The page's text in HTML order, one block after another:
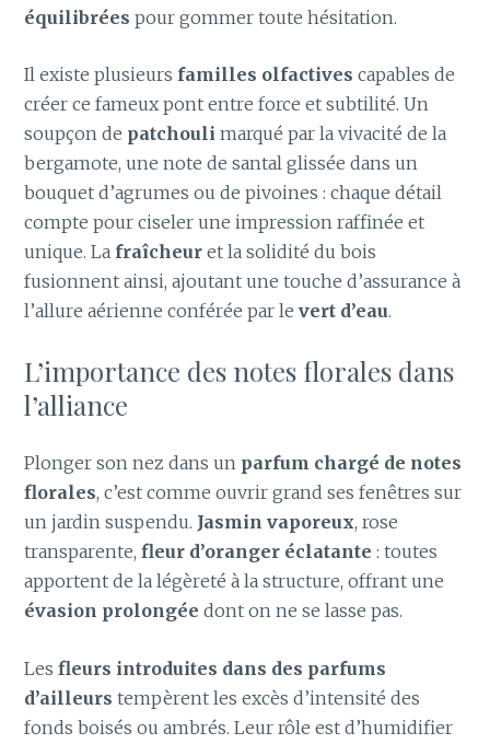
équilibrées pour gommer toute hésitation.
Il existe plusieurs familles olfactives capables de
créer ce fameux pont entre force et subtilité. Un
soupçon de patchouli marqué par la vivacité de la
bergamote, une note de santal glissée dans un
bouquet d’agrumes ou de pivoines : chaque détail
compte pour ciseler une impression raffinée et
unique. La fraîcheur et la solidité du bois
fusionnent ainsi, ajoutant une touche d’assurance à
l’allure aérienne conférée par levert d’eau.
L’importance des notes florales dans
l’alliance
Plonger son nez dans un parfum chargé de notes
florales, c’est comme ouvrir grand ses fenêtres sur
un jardin suspendu. Jasmin vaporeux, rose
transparente,fleur d’oranger éclatante : toutes
apportent de la légèreté à la structure, offrant une
évasion prolongée dont on ne se lasse pas.
Lesfleurs introduites dans des parfums
d’ailleurs tempèrent les excès d’intensité des
fonds boisés ou ambrés. Leur rôle est d’humidifier